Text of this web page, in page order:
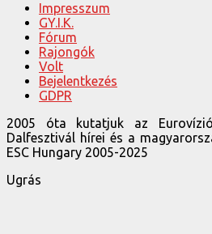
Impresszum
GY.I.K.
Fórum
Rajongók
Volt
Bejelentkezés
GDPR
2005 óta kutatjuk az
Dalfesztivál hírei és a
ESC Hungary 2005-2025
Ugrás